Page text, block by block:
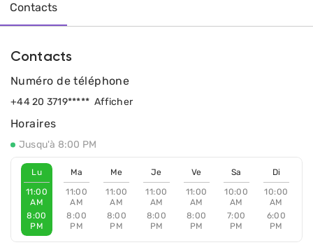
Contacts
Contacts
Horaires
Jusqu'à 8:00 PM
Lu
11:00
AM
8:00
PM
Ma
11:00
AM
8:00
PM
Me
11:00
AM
8:00
PM
Je
11:00
AM
8:00
PM
Ve
11:00
AM
8:00
PM
Sa
10:00
AM
7:00
PM
Di
10:00
AM
6:00
PM
Numéro de téléphone
+44 20 3719***** Afficher